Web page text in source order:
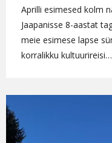
Aprilli esimesed kolm
Jaapanisse 8-aastat
meie esimese lapse
korralikku kultuurireisi…